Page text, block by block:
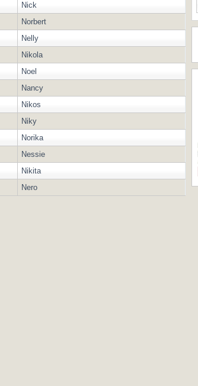
Nick
Norbert
Nelly
Nikola
Noel
Nancy
Nikos
Niky
Norika
Nessie
Nikita
Nero